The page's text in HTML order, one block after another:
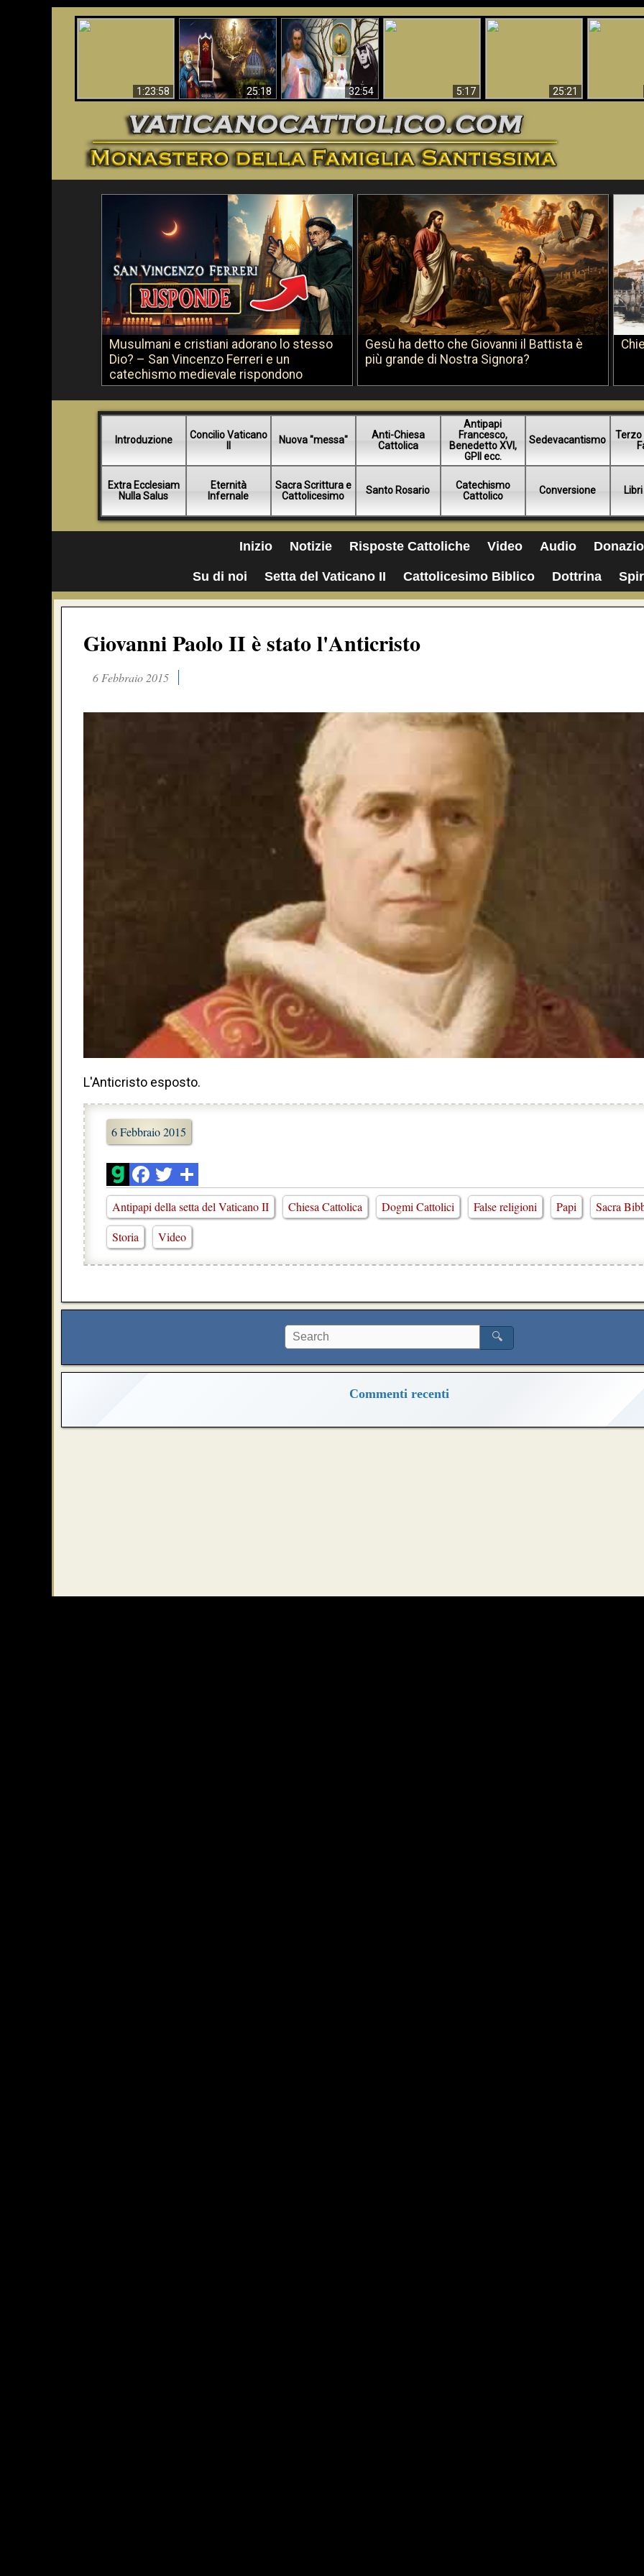
1:23:58 25:18
La Bibbia ha previsto
70 anni senza Papa?
32:54
Faustina e la Divina
Misericordia – un
inganno
5:17
25:21
Musulmani e cristiani adorano lo stesso
Dio? – San Vincenzo Ferreri e un
catechismo medievale rispondono
Gesù ha detto che Giovanni il Battista è
più grande di Nostra Signora?
Introduzione
Concilio Vaticano
Nuova "messa"
Anti-Chiesa
Cattolica
Antipapi
Francesco,
Benedetto XVI,
GPII ecc.
Sedevacantismo
Terzo
Extra Ecclesiam
Nulla Salus
Eternità
Infernale
Sacra Scrittura e
Cattolicesimo
Santo Rosario
Catechismo
Cattolico
Conversione
Inizio Notizie Risposte Cattoliche Video Audio
Su di noi Setta del Vaticano II Cattolicesimo Biblico Dottrina
Giovanni Paolo II è stato l'Anticristo
6 Febbraio 2015
L'Anticristo esposto.
6 Febbraio 2015
Antipapi della setta del Vaticano II Chiesa Cattolica Dogmi Cattolici False religioni Papi
Sacra
Storia
Video
🔍
Commenti recenti